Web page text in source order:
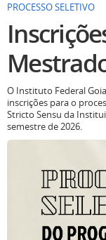
PROCESSO SELETIVO
O Instituto Federal
inscrições para o
Stricto Sensu da
semestre de 2026.